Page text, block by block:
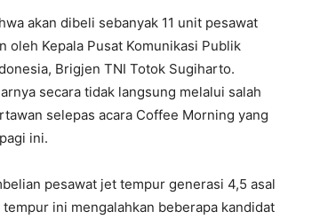
akan dibeli sebanyak 11 unit pesawat
oleh Kepala Pusat Komunikasi Publik
Brigjen TNI Totok Sugiharto.
secara tidak langsung melalui salah
selepas acara Coffee Morning yang
ini.
pesawat jet tempur generasi 4,5 asal
ini mengalahkan beberapa kandidat